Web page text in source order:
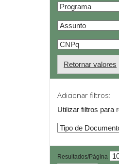
Retornar valores
Adicionar filtros:
Utilizar filtros para
Resultados/Página